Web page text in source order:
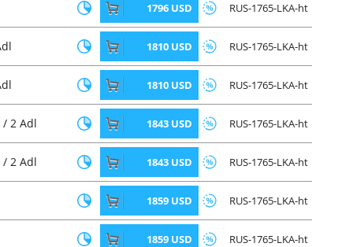
1796 USD RUS-1765-LKA-ht
1810 USD RUS-1765-LKA-ht
1810 USD RUS-1765-LKA-ht
2 Adl 1843 USD RUS-1765-LKA-ht
2 Adl 1843 USD RUS-1765-LKA-ht
1859 USD RUS-1765-LKA-ht
1859 USD RUS-1765-LKA-ht